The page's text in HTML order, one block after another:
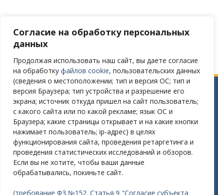
Согласие на обработку персональных
данных
Продолжая использовать наш сайт, вы даете согласие
на обработку файлов cookie, пользовательских данных
(сведения о местоположении; тип и версия ОС; тип и
версия Браузера; тип устройства и разрешение его
экрана; источник откуда пришел на сайт пользователь;
с какого сайта или по какой рекламе; язык ОС и
Браузера; какие страницы открывает и на какие кнопки
нажимает пользователь; ip-адрес) в целях
функционирования сайта, проведения ретаргетинга и
проведения статистических исследований и обзоров.
Если вы не хотите, чтобы ваши данные
обрабатывались, покиньте сайт.
(требование ФЗ №152. Статья 9 "Согласие субъекта
Версия сайта для слабовидящих
Сайт разработан в соответствии
с требованиями Постановления Правительства РФ № 582
от 11.12.2018
Требования к структуре официального сайта
образовательной организации в ИТС «Интернет»
и формату представления на нем информации»
утверждены Приказом Рособрнадзора от 14.08.2020 №831